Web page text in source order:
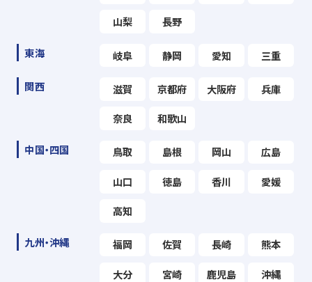
山梨 長野
東海 岐阜 静岡 愛知 三重
関西 滋賀 京都府 大阪府 兵庫
奈良 和歌山
中国・四国 鳥取 島根 岡山 広島
山口 徳島 香川 愛媛
高知
九州・沖縄 福岡 佐賀 長崎 熊本
大分 宮崎 鹿児島 沖縄